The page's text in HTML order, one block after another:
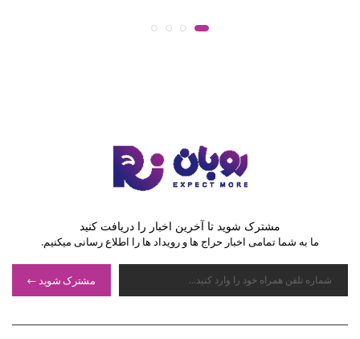
مشترک شوید تا آخرین اخبار را دریافت کنید
ما به شما تمامی اخبار حراج ها و رویداد ها را اطلاع رسانی میکنیم.
مشترک شوید